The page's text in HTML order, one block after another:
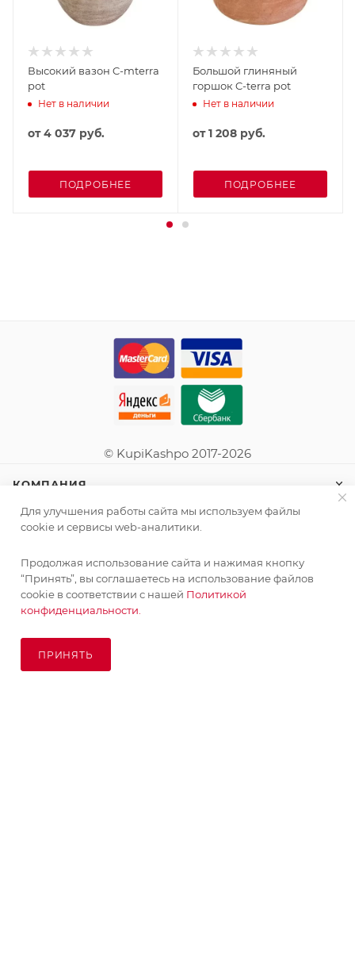
Высокий вазон C-mterra
pot
Нет в наличии
от4 037 руб.
ПОДРОБНЕЕ
Большой глиняный
горшок C-terra pot
Нет в наличии
от1 208 руб.
ПОДРОБНЕЕ
© KupiKashpo 2017-2026
КОМПАНИЯ
ИНФОРМАЦИЯ
ПОМОЩЬ
ПОДПИСАТЬСЯ НА РАССЫЛКУ
Для улучшения работы сайта мы используем файлы
cookie и сервисы web-аналитики.
Продолжая использование сайта и нажимая кнопку
“Принять”, вы соглашаетесь на использование файлов
cookie в соответствии с нашей Политикой
конфиденциальности.
ПРИНЯТЬ